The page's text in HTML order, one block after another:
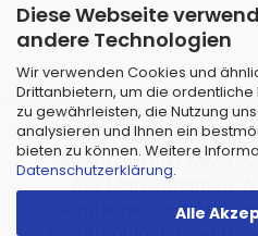
Diese Webseite
andere Technologien
Wir verwenden Cookies und
Drittanbietern, um die
zu gewährleisten, die Nutzung
analysieren und Ihnen ein
bieten zu können. Weitere
Datenschutzerklärung.
Alle
Webshop erstellenmit
Template von
Alle Preise inkl. MwSt.
Alle Markennamen,
sämtliche